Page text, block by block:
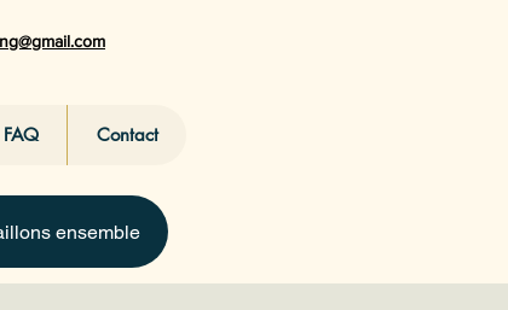
FAQ Contact
ensemble